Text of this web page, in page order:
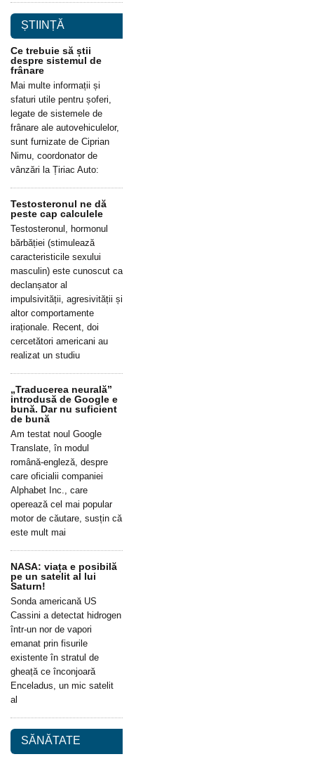
ȘTIINȚĂ
Ce trebuie să știi
despre sistemul de
frânare
Mai multe informații și
sfaturi utile pentru șoferi,
legate de sistemele de
frânare ale autovehiculelor,
sunt furnizate de Ciprian
Nimu, coordonator de
vânzări la Țiriac Auto:
Testosteronul ne dă
peste cap calculele
Testosteronul, hormonul
bărbăției (stimulează
caracteristicile sexului
masculin) este cunoscut ca
declanșator al
impulsivității, agresivității și
altor comportamente
iraționale. Recent, doi
cercetători americani au
realizat un studiu
„Traducerea neurală”
introdusă de Google e
bună. Dar nu suficient
de bună
Am testat noul Google
Translate, în modul
română-engleză, despre
care oficialii companiei
Alphabet Inc., care
operează cel mai popular
motor de căutare, susțin că
este mult mai
NASA: viața e posibilă
pe un satelit al lui
Saturn!
Sonda americană US
Cassini a detectat hidrogen
într-un nor de vapori
emanat prin fisurile
existente în stratul de
gheață ce înconjoară
Enceladus, un mic satelit
al
SĂNĂTATE